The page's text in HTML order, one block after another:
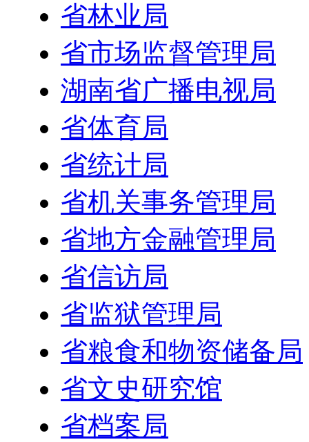
省林业局
省市场监督管理局
湖南省广播电视局
省体育局
省统计局
省机关事务管理局
省地方金融管理局
省信访局
省监狱管理局
省粮食和物资储备局
省文史研究馆
省档案局